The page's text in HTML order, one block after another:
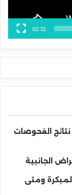
02:31
الفحوصات
ومتى